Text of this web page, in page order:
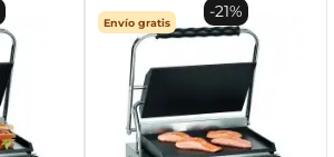
Envío gratis
-21%